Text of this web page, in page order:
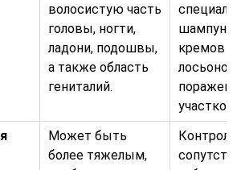
волосистую часть
головы, ногти,
ладони, подошвы,
а также область
гениталий.
кремов и
участков.
Может быть
более тяжелым,
Контроль